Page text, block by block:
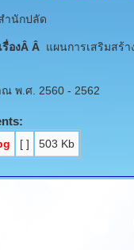
ำนักปลัด
เรื่องÂ Â แผนการเสริมสร้
พ.ศ. 2560 - 2562
[ ] 503 Kb